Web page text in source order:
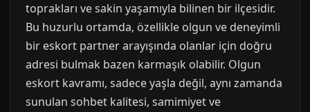
toprakları ve sakin yaşamıyla bilinen bir ilçesidir.
Bu huzurlu ortamda, özellikle olgun ve deneyimli
bir eskort partner arayışında olanlar için doğru
adresi bulmak bazen karmaşık olabilir. Olgun
eskort kavramı, sadece yaşla değil, aynı zamanda
sunulan sohbet kalitesi, samimiyet ve